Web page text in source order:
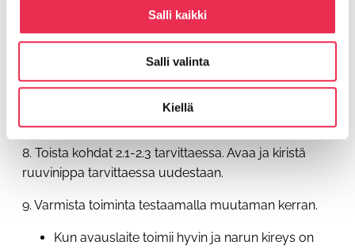
Salli kaikki
Salli valinta
Kiellä
Mikäli lanka on liian kireällä, niin ylätappi on
painuneena alaspäin.
Mikäli lanka on liian löysällä, niin avauslaitetta
8. Toista kohdat 2.1-2.3 tarvittaessa. Avaa ja kiristä
ruuvinippa tarvittaessa uudestaan.
9. Varmista toiminta testaamalla muutaman kerran.
Kun avauslaite toimii hyvin ja narun kireys on